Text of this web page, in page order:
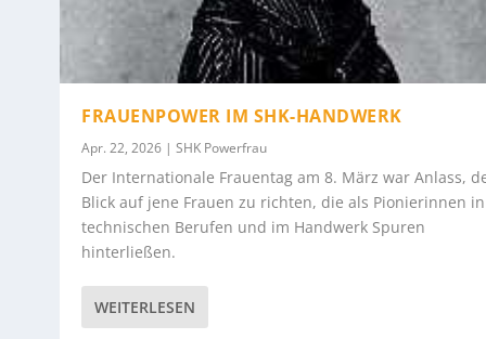
FRAUENPOWER IM SHK-HANDWERK
Apr. 22, 2026 |SHK Powerfrau
Der Internationale Frauentag am 8. März war Anlass,
Blick auf jene Frauen zu richten, die als Pionierinnen in
technischen Berufen und im Handwerk Spuren
hinterließen.
WEITERLESEN